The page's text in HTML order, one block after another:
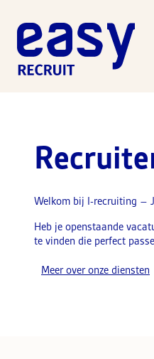
Welkom bij I-recruiting –
Heb je openstaande
te vinden die perfect
Meer over onze diensten